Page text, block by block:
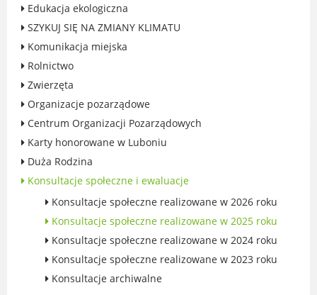
GKRPA/Centrum Wsparcia i Pomocy
Rodzinie
BEZPIECZEŃSTWO
Zdrowie
Porady prawne
Wydarzenia
WYBORY
Likwidacja barier - seniorzy i osoby z
niepełnosprawnościami
MIASTO LUBOŃ
Władze Miasta
O mieście
Edukacja ekologiczna
SZYKUJ SIĘ NA ZMIANY KLIMATU
Komunikacja miejska
Rolnictwo
Zwierzęta
Organizacje pozarządowe
Centrum Organizacji Pozarządowych
Karty honorowane w Luboniu
Duża Rodzina
Konsultacje społeczne i ewaluacje
Konsultacje społeczne realizowane w 2026 roku
Konsultacje społeczne realizowane w 2025 roku
Konsultacje społeczne realizowane w 2024 roku
Konsultacje społeczne realizowane w 2023 roku
Konsultacje archiwalne